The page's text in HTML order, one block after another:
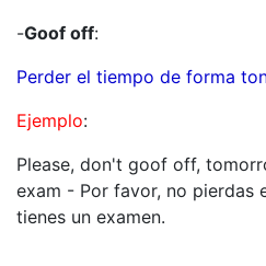
-Goof off:
Perder el tiempo de forma
Ejemplo:
Please, don't goof off,
exam - Por favor, no pierdas
tienes un examen.